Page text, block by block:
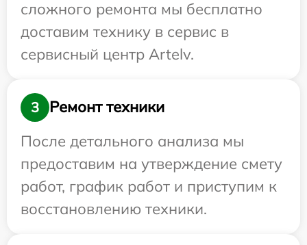
сложного ремонта мы бесплатно
доставим технику в сервис в
сервисный центр Artelv.
3
Ремонт техники
После детального анализа мы
предоставим на утверждение смету
работ, график работ и приступим к
восстановлению техники.